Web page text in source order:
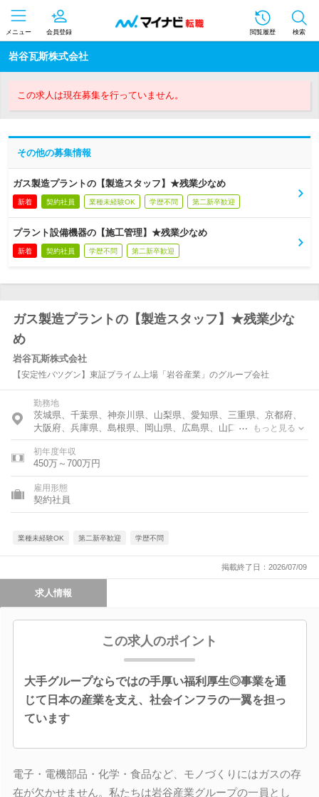
メニュー 会員登録 閲覧履歴 検索
岩谷瓦斯株式会社
この求人は現在募集を行っていません。
その他の募集情報
ガス製造プラントの【製造スタッフ】★残業少なめ
新着 契約社員 業種未経験OK 学歴不問 第二新卒歓迎
プラント設備機器の【施工管理】★残業少なめ
新着 契約社員 学歴不問 第二新卒歓迎
ガス製造プラントの【製造スタッフ】★残業少な
め
岩谷瓦斯株式会社
【安定性バツグン】東証プライム上場「岩谷産業」のグループ会社
勤務地
茨城県、千葉県、神奈川県、山梨県、愛知県、三重県、京都府、
大阪府、兵庫県、島根県、岡山県、広島県、山口県、福岡県、佐
賀県
もっと見る
初年度年収
450万～700万円
雇用形態
契約社員
業種未経験OK 第二新卒歓迎 学歴不問
掲載終了日：2026/07/09
求人情報
この求人のポイント
大手グループならではの手厚い福利厚生◎事業を通
じて日本の産業を支え、社会インフラの一翼を担っ
ています
電子・電機部品・化学・食品など、モノづくりにはガスの存
在が欠かせません。私たちは岩谷産業グループの一員とし